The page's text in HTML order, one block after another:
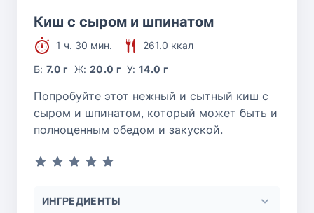
Киш с сыром и шпинатом
1 ч. 30 мин.
261.0 ккал
Б:7.0 г Ж: 20.0 г У:14.0 г
Попробуйте этот нежный и сытный киш с
сыром и шпинатом, который может быть и
полноценным обедом и закуской.
ИНГРЕДИЕНТЫ